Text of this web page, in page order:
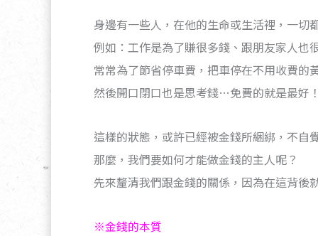
身邊有一些人，在他的生命或生活裡，一切
例如：工作是為了賺很多錢、跟朋友家人也
常常為了節省停車費，把車停在不用收費的
然後開口閉口也是思考錢…免費的就是最好
這樣的狀態，或許已經被金錢所綑綁，不自
那麼，我們要如何才能做金錢的主人呢？
先來釐清我們跟金錢的關係，因為在這背後
※金錢的本質